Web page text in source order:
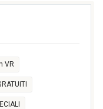
VR